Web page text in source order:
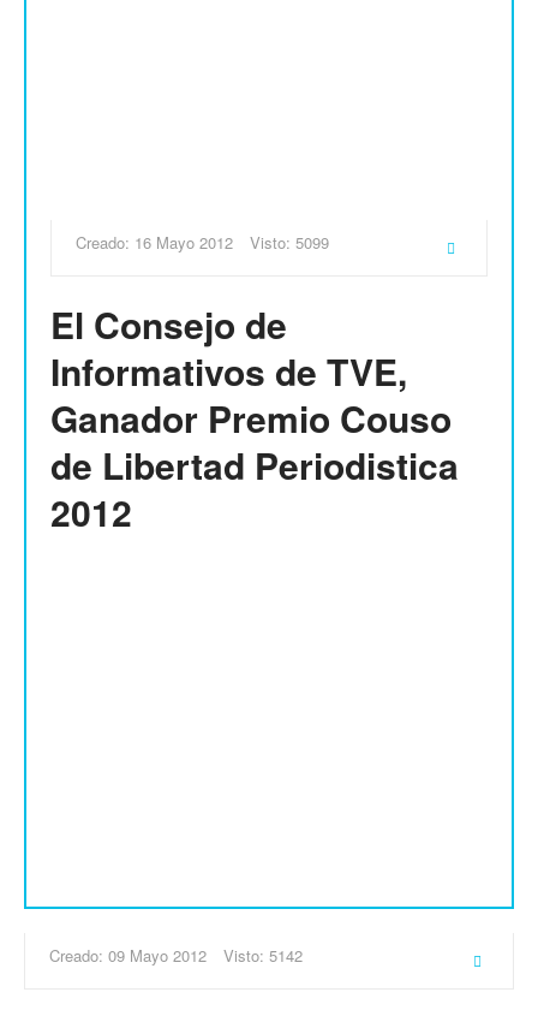
Creado: 16 Mayo 2012 Visto: 5099
El Consejo de
Informativos de TVE,
Ganador Premio Couso
de Libertad Periodistica
2012
Creado: 09 Mayo 2012 Visto: 5142